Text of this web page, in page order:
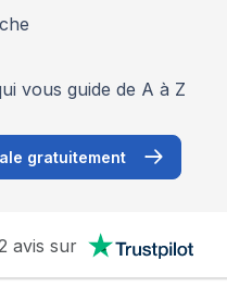
vous guide de A à Z
gratuitement
avis sur